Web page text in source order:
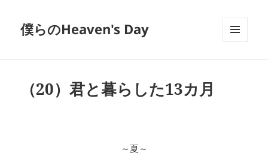
僕らのHeaven's Day
（20）君と暮らした13カ月
～夏～